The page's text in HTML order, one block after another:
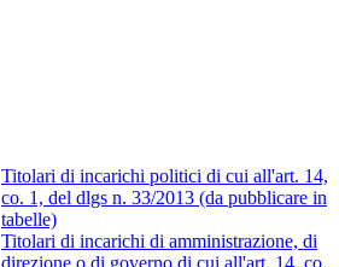
Titolari di incarichi politici di cui all'art. 14,
co. 1, del dlgs n. 33/2013 (da pubblicare in
tabelle)
Titolari di incarichi di amministrazione, di